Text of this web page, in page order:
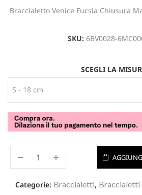
Braccialetto Venice Fucsia Chiusura
SKU: 6BV0028-
SCEGLI LA
Categorie: Braccialetti, Braccialetti